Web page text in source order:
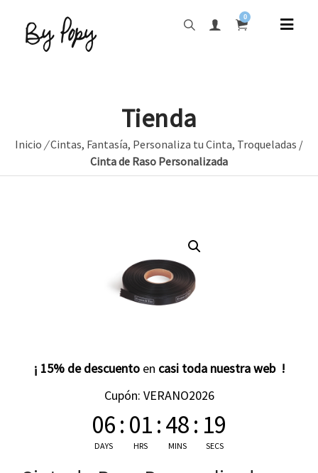
0
Tienda
Inicio /Cintas, Fantasía, Personaliza tu Cinta, Troqueladas /
Cinta de Raso Personalizada
¡ 15% de descuento en casi toda nuestra web !
Cupón: VERANO2026
06
DAYS
: 01
HRS
:48
MINS
: 19
SECS